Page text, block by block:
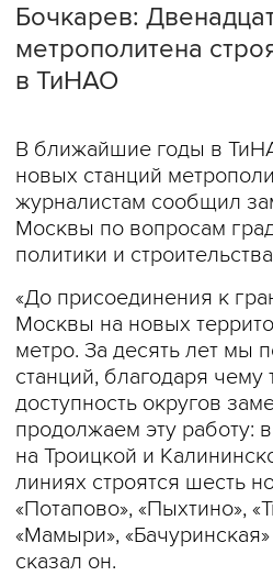
Бочкарев:
метрополитена
в ТиНАО
В ближайшие годы в
новых станций
журналистам сообщил
Москвы по вопросам
политики и
«До присоединения к
Москвы на новых
метро. За десять лет мы
станций, благодаря чему
доступность округов
продолжаем эту работу:
на Троицкой и
линиях строятся шесть
«Потапово», «Пыхтино»,
«Мамыри»,
сказал он.